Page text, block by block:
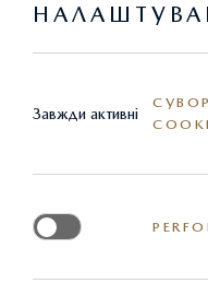
Завжди активні